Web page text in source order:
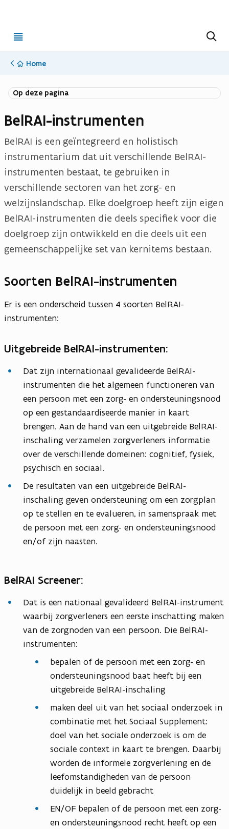
menu
Home
Op deze pagina
BelRAI-instrumenten
BelRAI is een geïntegreerd en holistisch
instrumentarium dat uit verschillende BelRAI-
instrumenten bestaat, te gebruiken in
verschillende sectoren van het zorg- en
welzijnslandschap. Elke doelgroep heeft zijn eigen
BelRAI-instrumenten die deels specifiek voor die
doelgroep zijn ontwikkeld en die deels uit een
gemeenschappelijke set van kernitems bestaan.
Soorten BelRAI-instrumenten
Er is een onderscheid tussen 4 soorten BelRAI-
instrumenten:
Uitgebreide BelRAI-instrumenten:
Dat zijn internationaal gevalideerde BelRAI-
instrumenten die het algemeen functioneren van
een persoon met een zorg- en ondersteuningsnood
op een gestandaardiseerde manier in kaart
brengen. Aan de hand van een uitgebreide BelRAI-
inschaling verzamelen zorgverleners informatie
over de verschillende domeinen: cognitief, fysiek,
psychisch en sociaal.
De resultaten van een uitgebreide BelRAI-
inschaling geven ondersteuning om een zorgplan
op te stellen en te evalueren, in samenspraak met
de persoon met een zorg- en ondersteuningsnood
en/of zijn naasten.
BelRAI Screener:
Dat is een nationaal gevalideerd BelRAI-instrument
waarbij zorgverleners een eerste inschatting maken
van de zorgnoden van een persoon. Die BelRAI-
instrumenten:
bepalen of de persoon met een zorg- en
ondersteuningsnood baat heeft bij een
uitgebreide BelRAI-inschaling
maken deel uit van het sociaal onderzoek in
combinatie met het Sociaal Supplement:
doel van het sociale onderzoek is om de
sociale context in kaart te brengen. Daarbij
worden de informele zorgverlening en de
leefomstandigheden van de persoon
duidelijk in beeld gebracht
EN/OF bepalen of de persoon met een zorg-
en ondersteuningsnood recht heeft op een